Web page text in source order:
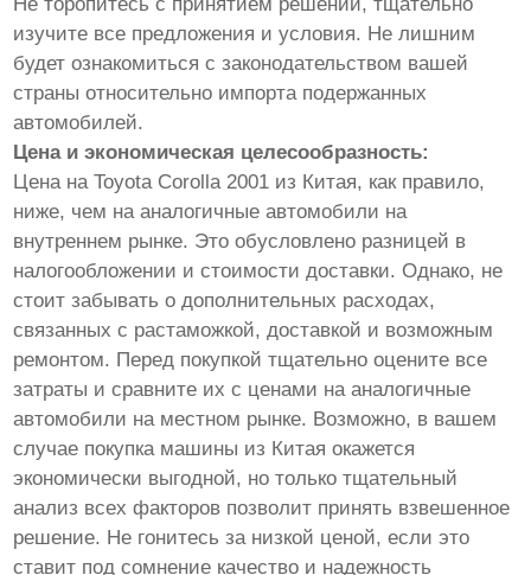
изучите все предложения и условия. Не лишним
будет ознакомиться с законодательством вашей
страны относительно импорта подержанных
автомобилей.
Цена и экономическая целесообразность:
Цена на Toyota Corolla 2001 из Китая, как правило,
ниже, чем на аналогичные автомобили на
внутреннем рынке. Это обусловлено разницей в
налогообложении и стоимости доставки. Однако, не
стоит забывать о дополнительных расходах,
связанных с растаможкой, доставкой и возможным
ремонтом. Перед покупкой тщательно оцените все
затраты и сравните их с ценами на аналогичные
автомобили на местном рынке. Возможно, в вашем
случае покупка машины из Китая окажется
экономически выгодной, но только тщательный
анализ всех факторов позволит принять взвешенное
решение. Не гонитесь за низкой ценой, если это
ставит под сомнение качество и надежность